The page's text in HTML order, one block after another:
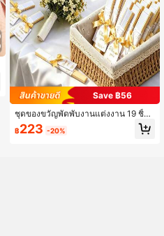
Save ฿56
ชุดของขวัญพัดพับงานแต่งงาน 19 ชิ้น
พร้อมตะกร้า พัดพับมือสีขาวจำนวนมา
กพร้อมโบว์ริบบิ้นและป้าย "ขอบคุณ" -
฿223 -20%